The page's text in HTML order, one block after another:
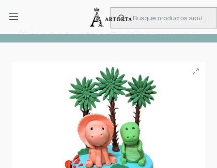
PIDA CON MUCHA ANTICIPACIÓN
Inicio Tortas decoradas Primeros Añitos Dinosaurios